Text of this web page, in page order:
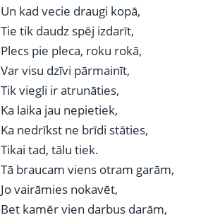
Un kad vecie draugi kopā,
Tie tik daudz spēj izdarīt,
Plecs pie pleca, roku rokā,
Var visu dzīvi pārmainīt,
Tik viegli ir atrunāties,
Ka laika jau nepietiek,
Ka nedrīkst ne brīdi stāties,
Tikai tad, tālu tiek.
Tā braucam viens otram garām,
Jo vairāmies nokavēt,
Bet kamēr vien darbus darām,